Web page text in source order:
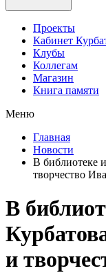
Проекты
Кабинет
Клубы
Коллегам
Магазин
Книга памяти
Меню
Главная
Новости
В библиотеке
творчество
В
и